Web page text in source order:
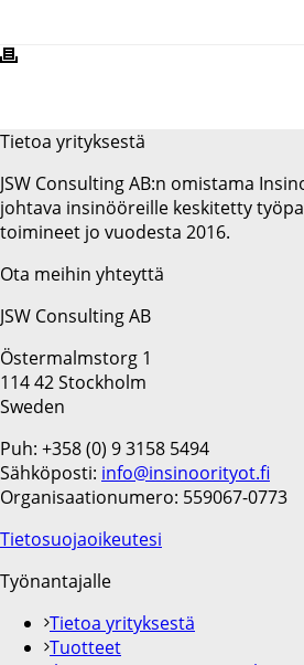
Tietoa yrityksestä
JSW Consulting AB:n omistama
johtava insinööreille keskitetty
toimineet jo vuodesta 2016.
Ota meihin yhteyttä
JSW Consulting AB
Östermalmstorg 1
114 42 Stockholm
Sweden
Puh: +358 (0) 9 3158 5494
Sähköposti: info@insinoorityot.fi
Organisaationumero: 559067-0773
Tietosuojaoikeutesi
Työnantajalle
Tietoa yrityksestä
Tuotteet